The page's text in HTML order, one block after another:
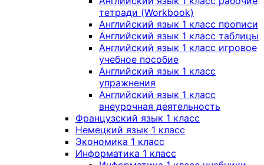
тетради (Workbook)
Английский язык 1 класс прописи
Английский язык 1 класс таблицы
Английский язык 1 класс игровое
учебное пособие
Английский язык 1 класс
упражнения
Английский язык 1 класс
внеурочная деятельность
Французский язык 1 класс
Немецкий язык 1 класс
Экономика 1 класс
Информатика 1 класс